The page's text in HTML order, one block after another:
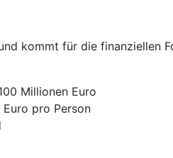
kommt für die finanziellen
Millionen Euro
pro Person